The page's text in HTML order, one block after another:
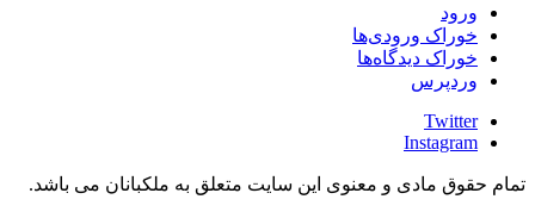
ورود
خوراک ورودی‌ها
خوراک دیدگاه‌ها
وردپرس
Twitter
Instagram
تمام حقوق مادی و معنوی این سایت متعلق به ملکبانان می باشد.